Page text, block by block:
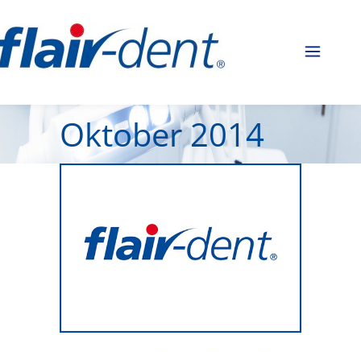
Oktober 2014